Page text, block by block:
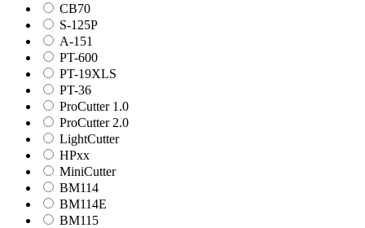
СВ70
S-125P
А-151
PT-600
PT-19XLS
PT-36
ProCutter 1.0
ProCutter 2.0
LightCutter
HPxx
MiniCutter
BM114
BM114E
BM115